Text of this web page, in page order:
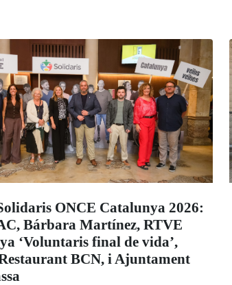
ONCE Catalunya 2026:
Bárbara Martínez, RTVE
‘Voluntaris final de vida’,
BCN, i Ajuntament